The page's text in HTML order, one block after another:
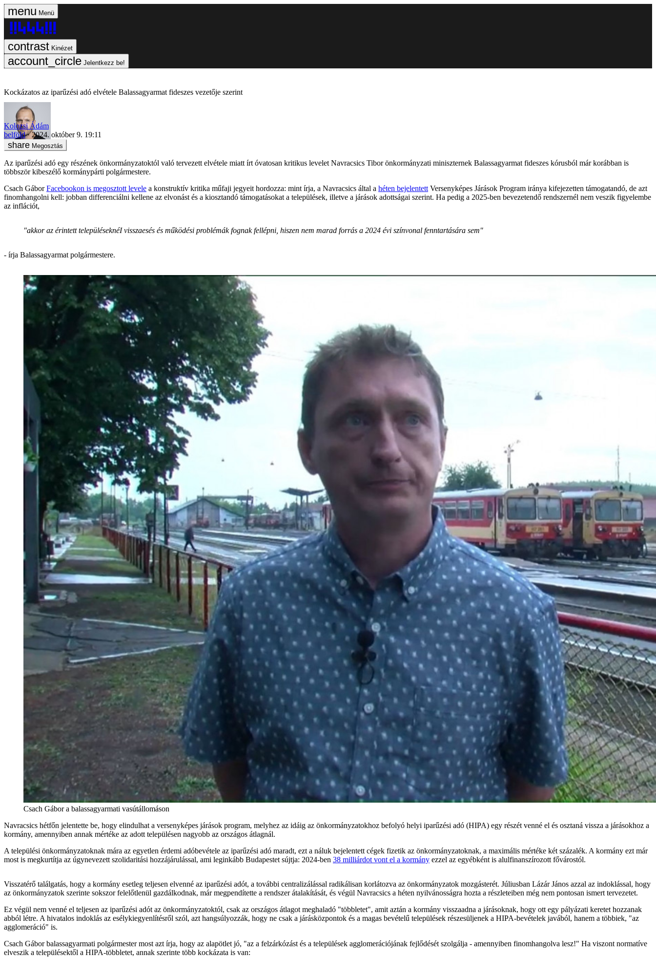
Menü
Kinézet
Jelentkezz be!
Kockázatos az iparűzési adó elvétele Balassagyarmat fideszes vezetője szerint
Kolozsi Ádám
belföld
2024. október 9. 19:11
Megosztás
Az iparűzési adó egy részének önkormányzatoktól való tervezett elvétele miatt írt óvatosan kritikus levelet Navracsics Tibor önkormányzati miniszternek Balassagyarmat fideszes kórusból már korábban is
többször kibeszélő kormánypárti polgármestere.
Csach GáborFacebookon is megosztott levele a konstruktív kritika műfaji jegyeit hordozza: mint írja, a Navracsics által a héten bejelentett Versenyképes Járások Program iránya kifejezetten támogatandó, de azt
finomhangolni kell: jobban differenciálni kellene az elvonást és a kiosztandó támogatásokat a települések, illetve a járások adottságai szerint. Ha pedig a 2025-ben bevezetendő rendszernél nem veszik figyelembe
az inflációt,
"akkor az érintett településeknéI visszaesés és működési problémák fognak fellépni, hiszen nem marad forrás a 2024 évi színvonal fenntartására sem"
- írja Balassagyarmat polgármestere.
Csach Gábor a balassagyarmati vasútállomáson
Navracsics hétfőn jelentette be, hogy elindulhat a versenyképes járások program, melyhez az idáig az önkormányzatokhoz befolyó helyi iparűzési adó (HIPA) egy részét venné el és osztaná vissza a járásokhoz a
kormány, amennyiben annak mértéke az adott településen nagyobb az országos átlagnál.
A települési önkormányzatoknak mára az egyetlen érdemi adóbevétele az iparűzési adó maradt, ezt a náluk bejelentett cégek fizetik az önkormányzatoknak, a maximális mértéke két százalék. A kormány ezt már
most is megkurtítja az úgynevezett szolidaritási hozzájárulással, ami leginkább Budapestet sújtja: 2024-ben 38 milliárdot vont el a kormány ezzel az egyébként is alulfinanszírozott fővárostól.
Visszatérő találgatás, hogy a kormány esetleg teljesen elvenné az iparűzési adót, a további centralizálással radikálisan korlátozva az önkormányzatok mozgásterét. Júliusban Lázár János azzal az indoklással, hogy
az önkormányzatok szerinte sokszor felelőtlenül gazdálkodnak, már megpendítette a rendszer átalakítását, és végül Navracsics a héten nyilvánosságra hozta a részleteiben még nem pontosan ismert tervezetet.
Ez végül nem venné el teljesen az iparűzési adót az önkormányzatoktól, csak az országos átlagot meghaladó "többletet", amit aztán a kormány visszaadna a járásoknak, hogy ott egy pályázati keretet hozzanak
abból létre. A hivatalos indoklás az esélykiegyenlítésről szól, azt hangsúlyozzák, hogy ne csak a járásközpontok és a magas bevételű települések részesüljenek a HIPA-bevételek javából, hanem a többiek, "az
agglomeráció" is.
Csach Gábor balassagyarmati polgármester most azt írja, hogy az alapötlet jó, "az a felzárkózást és a települések agglomerációjának fejlődését szolgálja - amennyiben finomhangolva lesz!" Ha viszont normatíve
elveszik a településektől a HIPA-többletet, annak szerinte több kockázata is van: